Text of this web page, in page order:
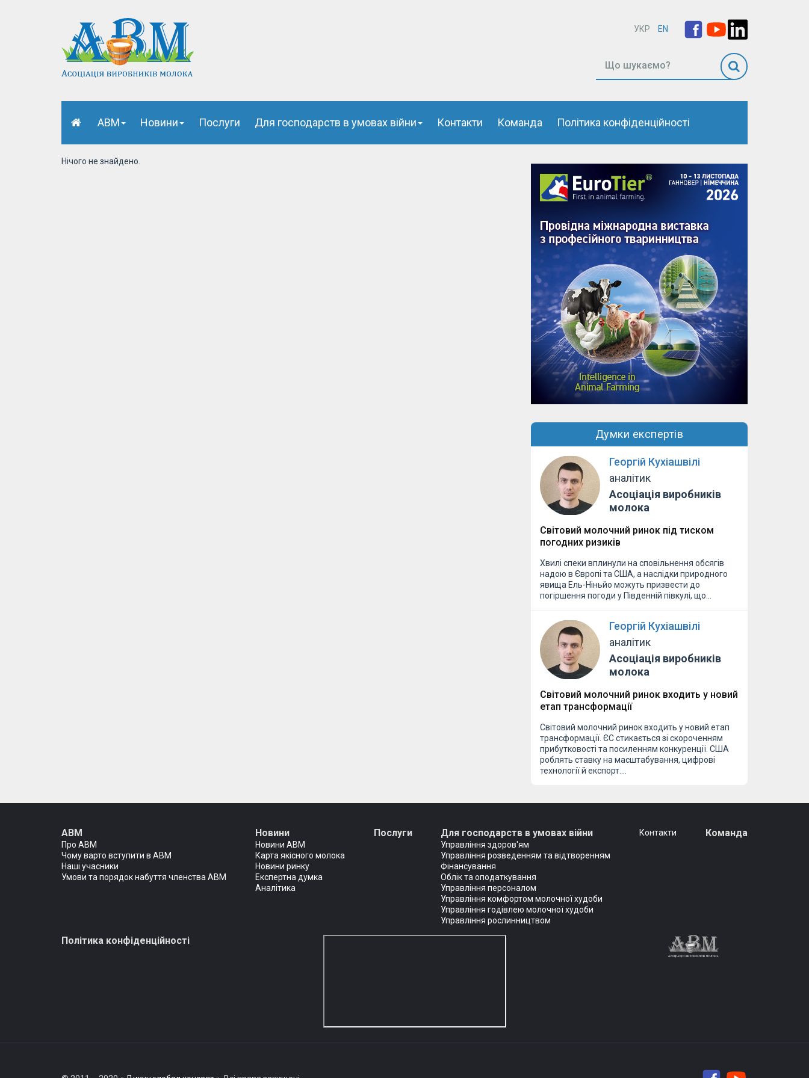
УКР EN
АВМ Новини Послуги Для господарств в умовах війни Контакти Команда Політика конфіденційності
Думки експертів
Георгій Кухіашвілі
аналітик
Асоціація виробників
молока
Світовий молочний ринок під тиском
погодних ризиків
Хвилі спеки вплинули на сповільнення обсягів
надою в Європі та США, а наслідки природного
явища Ель-Ніньйо можуть призвести до
погіршення погоди у Південній півкулі, що…
Георгій Кухіашвілі
аналітик
Асоціація виробників
молока
Світовий молочний ринок входить у новий
етап трансформації
Світовий молочний ринок входить у новий етап
трансформації. ЄС стикається зі скороченням
прибутковості та посиленням конкуренції. США
роблять ставку на масштабування, цифрові
технології й експорт.…
Нічого не знайдено.
АВМ
Про АВМ
Чому варто вступити в АВМ
Наші учасники
Умови та порядок набуття членства АВМ
Новини
Новини АВМ
Карта якісного молока
Новини ринку
Експертна думка
Аналітика
Послуги Для господарств в умовах війни
Управління здоров'ям
Управління розведенням та відтворенням
Фінансування
Облік та оподаткування
Управління персоналом
Управління комфортом молочної худоби
Управління годівлею молочної худоби
Управління рослинництвом
Контакти Команда
Політика конфіденційності